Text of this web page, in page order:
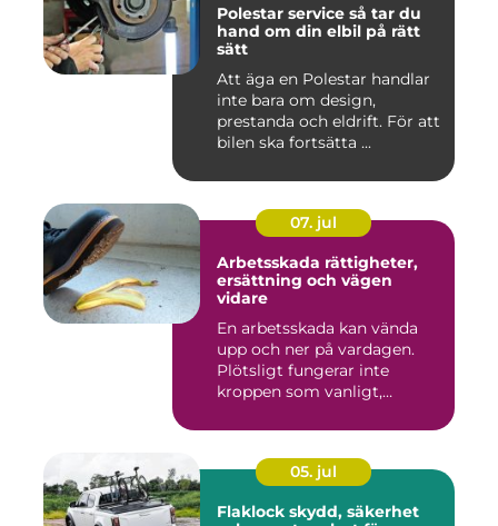
Polestar service så tar du
hand om din elbil på rätt
sätt
Att äga en Polestar handlar
inte bara om design,
prestanda och eldrift. För att
bilen ska fortsätta ...
07. jul
Arbetsskada rättigheter,
ersättning och vägen
vidare
En arbetsskada kan vända
upp och ner på vardagen.
Plötsligt fungerar inte
kroppen som vanligt,
05. jul
Flaklock skydd, säkerhet